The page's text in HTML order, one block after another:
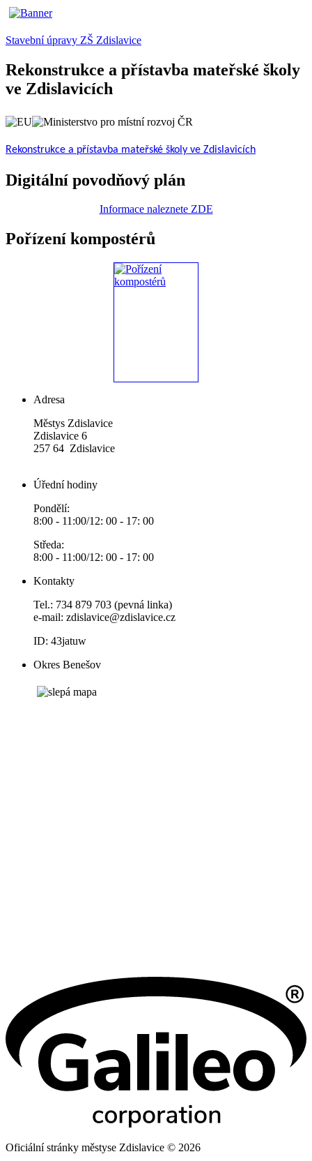
Stavební úpravy ZŠ Zdislavice
Rekonstrukce a přístavba mateřské školy
ve Zdislavicích
Rekonstrukce a přístavba mateřské školy ve Zdislavicích
Digitální povodňový plán
Informace naleznete ZDE
Pořízení kompostérů
Adresa
Městys Zdislavice
Zdislavice 6
257 64 Zdislavice
Úřední hodiny
Pondělí:
8:00 - 11:00/12: 00 - 17: 00
Středa:
8:00 - 11:00/12: 00 - 17: 00
Kontakty
Tel.: 734 879 703 (pevná linka)
e-mail: zdislavice@zdislavice.cz
ID: 43jatuw
Okres Benešov
Oficiální stránky městyse Zdislavice © 2026